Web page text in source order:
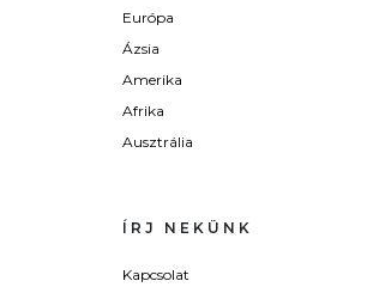
Európa
Ázsia
Amerika
Afrika
Ausztrália
ÍRJ NEKÜNK
Kapcsolat